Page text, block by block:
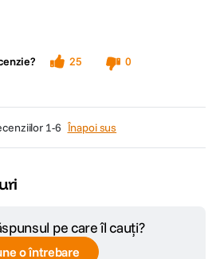
25
0
1-6 Înapoi sus
pe care îl cauți?
o întrebare